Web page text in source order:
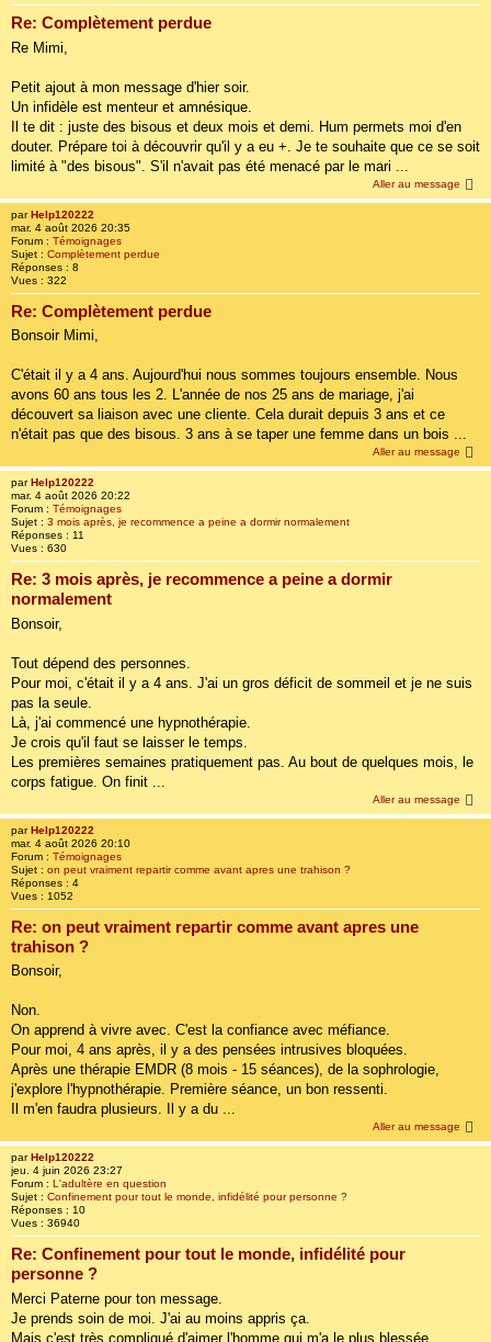
Re: Complètement perdue
Re Mimi,
Petit ajout à mon message d'hier soir.
Un infidèle est menteur et amnésique.
Il te dit : juste des bisous et deux mois et demi. Hum permets moi d'en
douter. Prépare toi à découvrir qu'il y a eu +. Je te souhaite que ce se soit
limité à "des bisous". S'il n'avait pas été menacé par le mari ...
Aller au message
parHelp120222
mar. 4 août 2026 20:35
Forum : Témoignages
Sujet : Complètement perdue
Réponses : 8
Vues : 322
Re: Complètement perdue
Bonsoir Mimi,
C'était il y a 4 ans. Aujourd'hui nous sommes toujours ensemble. Nous
avons 60 ans tous les 2. L'année de nos 25 ans de mariage, j'ai
découvert sa liaison avec une cliente. Cela durait depuis 3 ans et ce
n'était pas que des bisous. 3 ans à se taper une femme dans un bois ...
Aller au message
parHelp120222
mar. 4 août 2026 20:22
Forum : Témoignages
Sujet : 3 mois après, je recommence a peine a dormir normalement
Réponses : 11
Vues : 630
Re: 3 mois après, je recommence a peine a dormir
normalement
Bonsoir,
Tout dépend des personnes.
Pour moi, c'était il y a 4 ans. J'ai un gros déficit de sommeil et je ne suis
pas la seule.
Là, j'ai commencé une hypnothérapie.
Je crois qu'il faut se laisser le temps.
Les premières semaines pratiquement pas. Au bout de quelques mois, le
corps fatigue. On finit ...
Aller au message
parHelp120222
mar. 4 août 2026 20:10
Forum : Témoignages
Sujet : on peut vraiment repartir comme avant apres une trahison ?
Réponses : 4
Vues : 1052
Re: on peut vraiment repartir comme avant apres une
trahison ?
Bonsoir,
Non.
On apprend à vivre avec. C'est la confiance avec méfiance.
Pour moi, 4 ans après, il y a des pensées intrusives bloquées.
Après une thérapie EMDR (8 mois - 15 séances), de la sophrologie,
j'explore l'hypnothérapie. Première séance, un bon ressenti.
Il m'en faudra plusieurs. Il y a du ...
Aller au message
parHelp120222
jeu. 4 juin 2026 23:27
Forum : L'adultère en question
Sujet : Confinement pour tout le monde, infidélité pour personne ?
Réponses : 10
Vues : 36940
Re: Confinement pour tout le monde, infidélité pour
personne ?
Merci Paterne pour ton message.
Je prends soin de moi. J'ai au moins appris ça.
Mais c'est très compliqué d'aimer l'homme qui m'a le plus blessée.